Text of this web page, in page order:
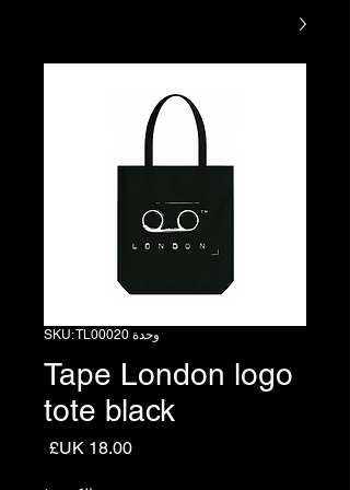
وحدة SKU: TL00020
Tape London logo
tote black
السعر